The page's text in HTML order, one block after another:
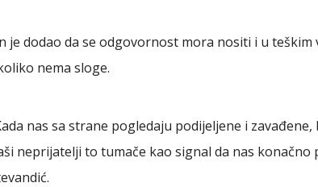
je dodao da se odgovornost mora nositi i u teškim
nema sloge.
nas sa strane pogledaju podijeljene i
neprijatelji to tumače kao signal da nas konačno